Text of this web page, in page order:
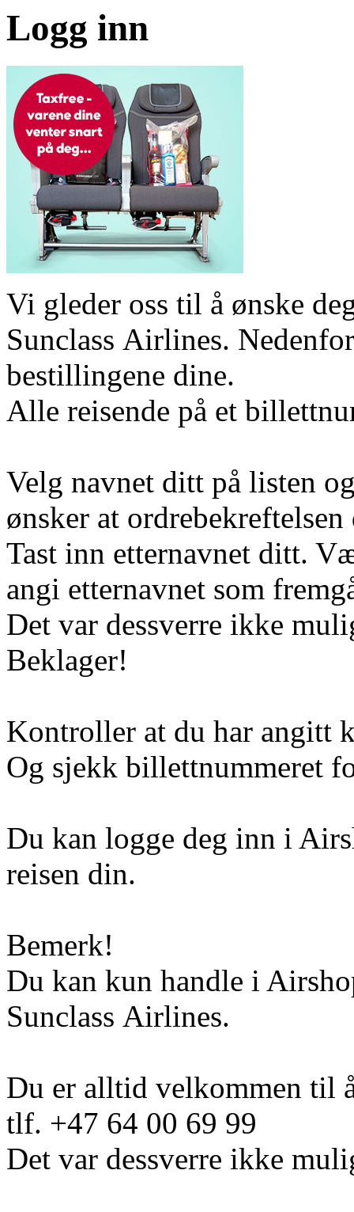
Logg inn
Vi gleder oss til å ønske
Sunclass Airlines.
bestillingene dine.
Alle reisende på et
Velg navnet ditt på listen
ønsker at
Tast inn etternavnet ditt.
angi etternavnet som
Det var dessverre ikke
Beklager!
Kontroller at du har angitt
Og sjekk billettnummeret
Du kan logge deg inn i
reisen din.
Bemerk!
Du kan kun handle i
Sunclass Airlines.
Du er alltid velkommen til
tlf. +47 64 00 69 99
Det var dessverre ikke